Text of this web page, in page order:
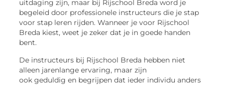
uitdaging zijn, maar bij Rijschool Breda word je
begeleid door professionele instructeurs die je stap
voor stap leren rijden. Wanneer je voor Rijschool
Breda kiest, weet je zeker dat je in goede handen
bent.
De instructeurs bij Rijschool Breda hebben niet
alleen jarenlange ervaring, maar zijn
ook geduldig en begrijpen dat ieder individu anders